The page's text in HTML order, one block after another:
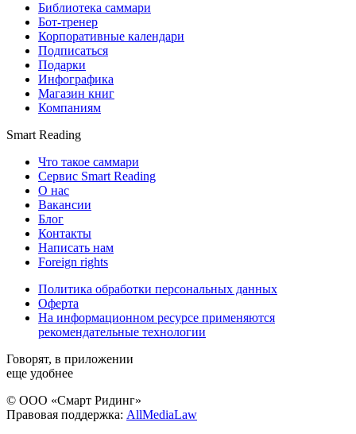
Библиотека саммари
Бот-тренер
Корпоративные календари
Подписаться
Подарки
Инфографика
Магазин книг
Компаниям
Smart Reading
Что такое саммари
Сервис Smart Reading
О нас
Вакансии
Блог
Контакты
Написать нам
Foreign rights
Политика обработки персональных данных
Оферта
На информационном ресурсе применяются
рекомендательные технологии
Говорят, в приложении
еще удобнее
© ООО «Смарт Ридинг»
Правовая поддержка: AllMediaLaw